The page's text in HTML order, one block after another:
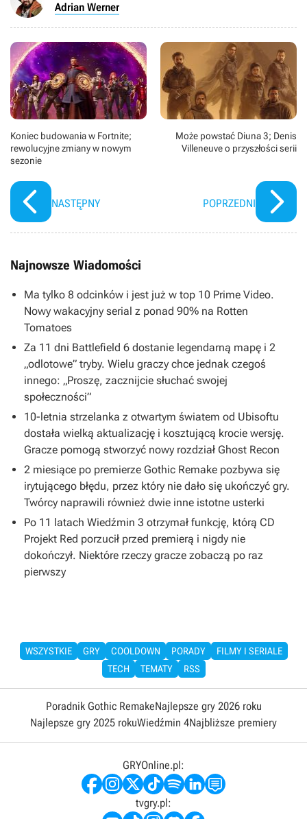
Adrian Werner
Koniec budowania w Fortnite;
rewolucyjne zmiany w nowym
sezonie
NASTĘPNY
Może powstać Diuna 3; Denis
Villeneuve o przyszłości serii
POPRZEDNI
Najnowsze Wiadomości
Ma tylko 8 odcinków i jest już w top 10 Prime Video.
Nowy wakacyjny serial z ponad 90% na Rotten
Tomatoes
Za 11 dni Battlefield 6 dostanie legendarną mapę i 2
„odlotowe” tryby. Wielu graczy chce jednak czegoś
innego: „Proszę, zacznijcie słuchać swojej
społeczności”
10-letnia strzelanka z otwartym światem od Ubisoftu
dostała wielką aktualizację i kosztującą krocie wersję.
Gracze pomogą stworzyć nowy rozdział Ghost Recon
2 miesiące po premierze Gothic Remake pozbywa się
irytującego błędu, przez który nie dało się ukończyć gry.
Twórcy naprawili również dwie inne istotne usterki
Po 11 latach Wiedźmin 3 otrzymał funkcję, którą CD
Projekt Red porzucił przed premierą i nigdy nie
dokończył. Niektóre rzeczy gracze zobaczą po raz
pierwszy
WSZYSTKIE GRY COOLDOWN PORADY
FILMY I SERIALE
TECH
TEMATY RSS
Poradnik Gothic RemakeNajlepsze gry 2026 roku
Najlepsze gry 2025 rokuWiedźmin 4Najbliższe premiery
GRYOnline.pl:
tvgry.pl: